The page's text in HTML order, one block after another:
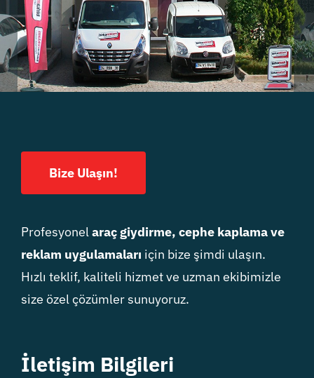
Bize Ulaşın!
Profesyonelaraç giydirme, cephe kaplama ve
reklam uygulamaları için bize şimdi ulaşın.
Hızlı teklif, kaliteli hizmet ve uzman ekibimizle
size özel çözümler sunuyoruz.
İletişim Bilgileri